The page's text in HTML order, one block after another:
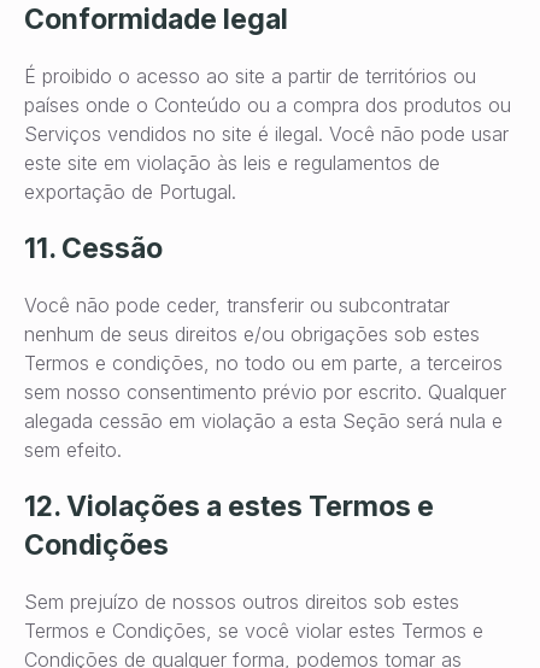
Conformidade legal
É proibido o acesso ao site a partir de territórios ou
países onde o Conteúdo ou a compra dos produtos ou
Serviços vendidos no site é ilegal. Você não pode usar
este site em violação às leis e regulamentos de
exportação de Portugal.
11. Cessão
Você não pode ceder, transferir ou subcontratar
nenhum de seus direitos e/ou obrigações sob estes
Termos e condições, no todo ou em parte, a terceiros
sem nosso consentimento prévio por escrito. Qualquer
alegada cessão em violação a esta Seção será nula e
sem efeito.
12. Violações a estes Termos e
Condições
Sem prejuízo de nossos outros direitos sob estes
Termos e Condições, se você violar estes Termos e
Condições de qualquer forma, podemos tomar as